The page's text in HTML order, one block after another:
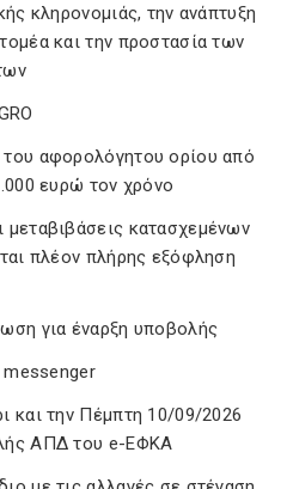
κληρονομιάς, την ανάπτυξη
και την προστασία των
αφορολόγητου ορίου από
ευρώ τον χρόνο
κατασχεμένων
πλέον πλήρης εξόφληση
για έναρξη υποβολής
messenger
και την Πέμπτη 10/09/2026
ΑΠΔ του e-ΕΦΚΑ